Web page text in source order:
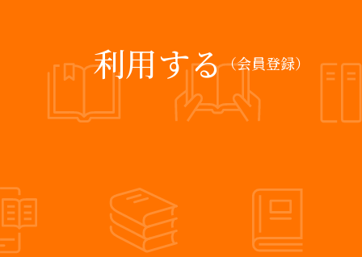
利用する（会員登録）